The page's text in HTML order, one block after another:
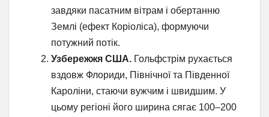
завдяки пасатним вітрам і обертанню
Землі (ефект Коріоліса), формуючи
потужний потік.
Узбережжя США. Гольфстрім рухається
вздовж Флориди, Північної та Південної
Кароліни, стаючи вужчим і швидшим. У
цьому регіоні його ширина сягає 100–200